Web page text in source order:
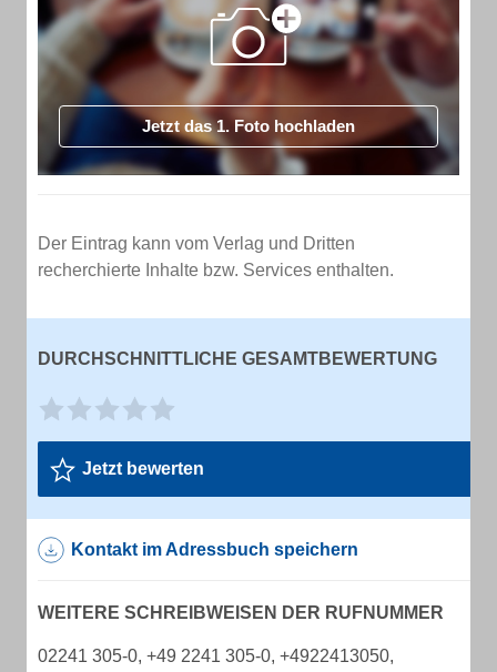
Jetzt das 1. Foto hochladen
Der Eintrag kann vom Verlag und Dritten
recherchierte Inhalte bzw. Services enthalten.
DURCHSCHNITTLICHE GESAMTBEWERTUNG
Jetzt bewerten
Kontakt im Adressbuch speichern
WEITERE SCHREIBWEISEN DER RUFNUMMER
02241 305-0, +49 2241 305-0, +4922413050,